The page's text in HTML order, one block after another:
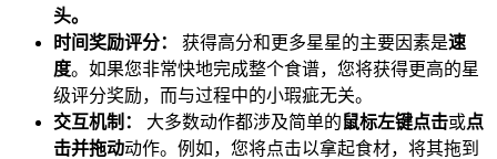
头。
时间奖励评分：
获得高分和更多星星的主要因素是速
度。如果您非常快地完成整个食谱，您将获得更高的星
级评分奖励，而与过程中的小瑕疵无关。
交互机制：
大多数动作都涉及简单的鼠标左键点击或点
击并拖动动作。例如，您将点击以拿起食材，将其拖到